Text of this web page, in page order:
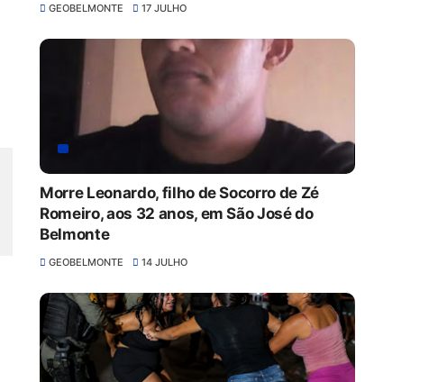
GEOBELMONTE 17 JULHO
Morre Leonardo, filho de Socorro de Zé
Romeiro, aos 32 anos, em São José do
Belmonte
GEOBELMONTE 14 JULHO